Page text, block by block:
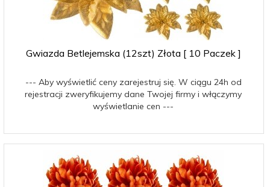
Gwiazda Betlejemska (12szt) Złota [ 10 Paczek ]
--- Aby wyświetlić ceny zarejestruj się. W ciągu 24h od
rejestracji zweryfikujemy dane Twojej firmy i włączymy
wyświetlanie cen ---